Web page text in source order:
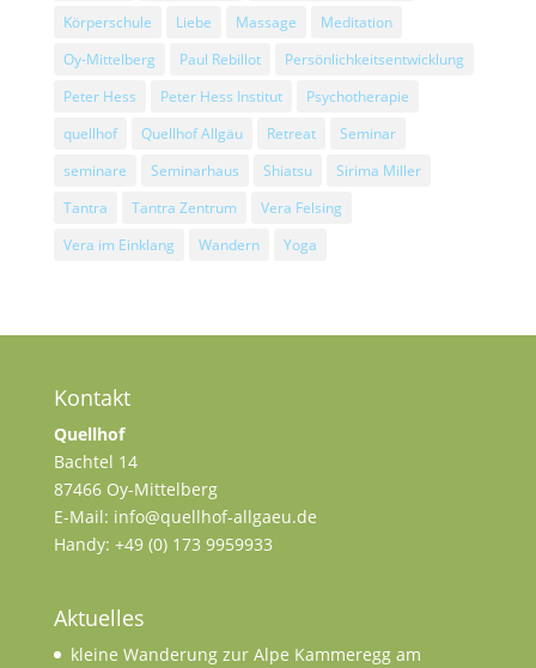
Körperschule
Liebe Massage
Meditation
Oy-Mittelberg
Paul Rebillot
Persönlichkeitsentwicklung
Peter Hess
Peter Hess Institut
Psychotherapie
quellhof
Quellhof Allgäu Retreat
Seminar
seminare
Seminarhaus Shiatsu
Sirima Miller
Tantra
Tantra Zentrum
Vera Felsing
Vera im Einklang
Wandern Yoga
Kontakt
Quellhof
Bachtel 14
87466 Oy-Mittelberg
E-Mail: info@quellhof-allgaeu.de
Handy: +49 (0) 173 9959933
Aktuelles
kleine Wanderung zur Alpe Kammeregg am